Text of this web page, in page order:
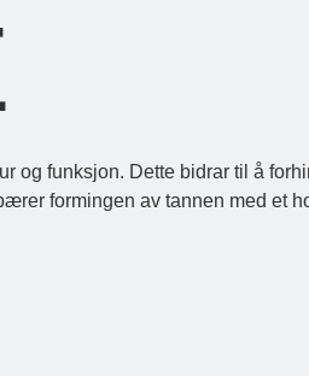
og funksjon. Dette bidrar til å
formingen av tannen med et